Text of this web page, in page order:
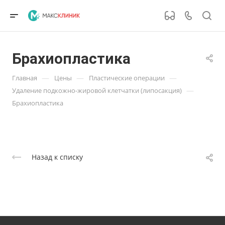
Брахиопластика
Главная — Цены — Пластические операции —
Удаление подкожно-жировой клетчатки (липосакция) —
Брахиопластика
Назад к списку